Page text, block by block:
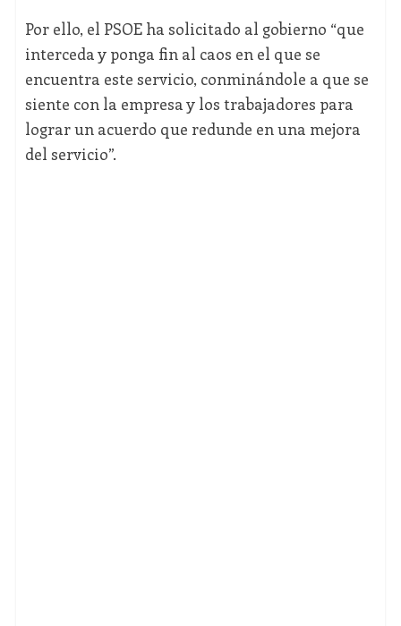
Por ello, el PSOE ha solicitado al gobierno “que
interceda y ponga fin al caos en el que se
encuentra este servicio, conminándole a que se
siente con la empresa y los trabajadores para
lograr un acuerdo que redunde en una mejora
del servicio”.